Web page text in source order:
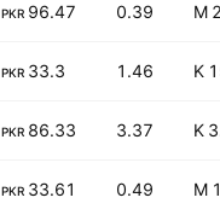
0.39
96.47 B
PKR
1.46
33.3 B
PKR
3.37
86.33 B
PKR
0.49
33.61 B
PKR